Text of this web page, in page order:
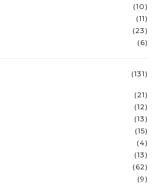
(10)
(11)
(23)
(6)
(131)
(21)
(12)
(13)
(15)
(4)
(13)
(62)
(9)